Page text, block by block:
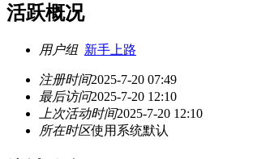
活跃概况
用户组 新手上路
注册时间2025-7-20 07:49
最后访问2025-7-20 12:10
上次活动时间2025-7-20 12:10
所在时区使用系统默认